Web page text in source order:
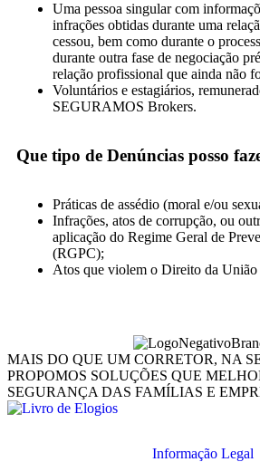
Uma pessoa singular com
infrações obtidas durante uma
cessou, bem como durante o
durante outra fase de negociação
relação profissional que ainda não
Voluntários e estagiários,
SEGURAMOS Brokers.
Que tipo de Denúncias posso
Práticas de assédio (moral e/ou
Infrações, atos de corrupção, ou
aplicação do Regime Geral de
(RGPC);
Atos que violem o Direito da União
MAIS DO QUE UM CORRETOR, NA
PROPOMOS SOLUÇÕES QUE
SEGURANÇA DAS FAMÍLIAS E
Informação Legal